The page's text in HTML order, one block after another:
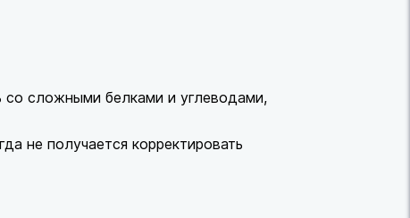
со сложными белками и углеводами,
не получается корректировать